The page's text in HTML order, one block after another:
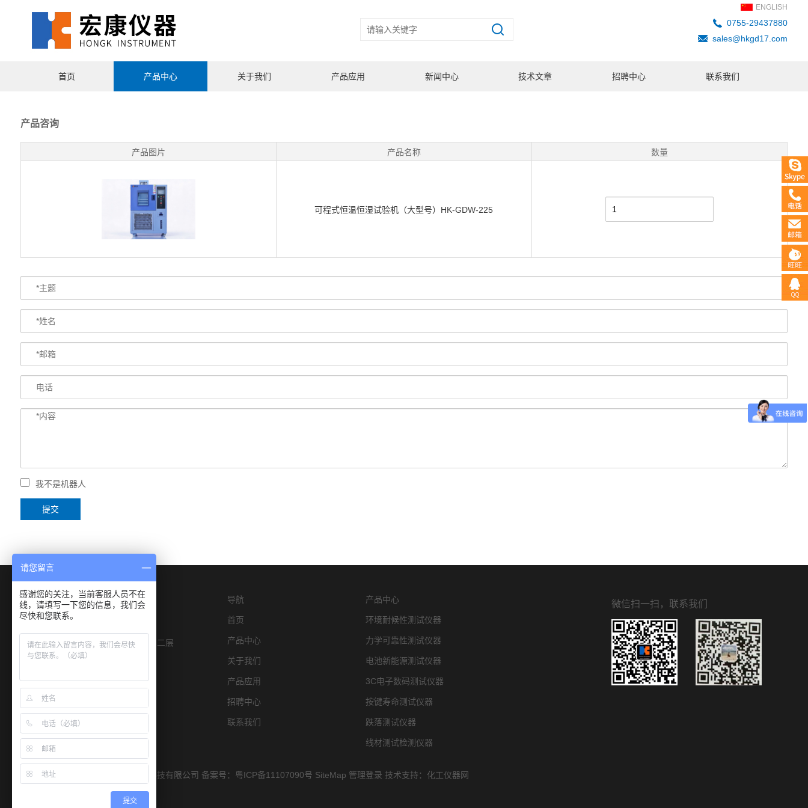
ENGLISH
0755-29437880
sales@hkgd17.com
首页 产品中心 关于我们 产品应用 新闻中心 技术文章 招聘中心 联系我们
产品咨询
产品图片 产品名称
可程式恒温恒湿试验机（大型号）HK-GDW-225
数量
我不是机器人
深圳市宝安区燕罗街道物园路6号E栋二层
导航
首页
产品中心
关于我们
产品应用
招聘中心
联系我们
产品中心
环境耐候性测试仪器
力学可靠性测试仪器
电池新能源测试仪器
3C电子数码测试仪器
按键寿命测试仪器
跌落测试仪器
线材测试检测仪器
微信扫一扫，联系我们
Copyright © 2019 深圳市宏康仪器科技有限公司 备案号： 粤ICP备11107090号 SiteMap 管理登录 技术支持： 化工仪器网
请您留言
感谢您的关注，当前客服人员不在
线，请填写一下您的信息，我们会
尽快和您联系。
提交